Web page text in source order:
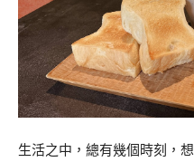
生活之中，總有幾個時刻，